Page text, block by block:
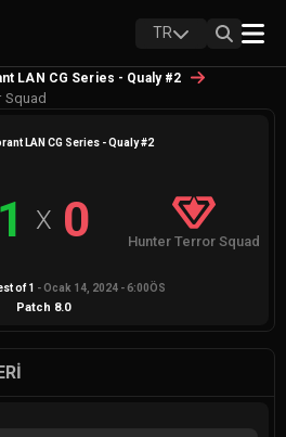
TR
LAN CG Series - Qualy #2
Squad
LAN CG Series - Qualy #2
1 X 0 Hunter Terror Squad
of1 - Ocak 14, 2024 - 6:00ÖS
Patch 8.0